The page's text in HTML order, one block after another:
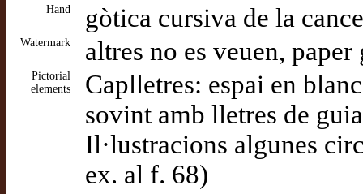
Hand gòtica cursiva de la
Watermark altres no es veuen,
Pictorial
elements
Caplletres: espai en
sovint amb lletres de guia
Il·lustracions algunes
ex. al f. 68)